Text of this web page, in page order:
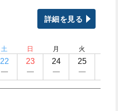
詳細を見る
土
22
日
23
月
24
火
25